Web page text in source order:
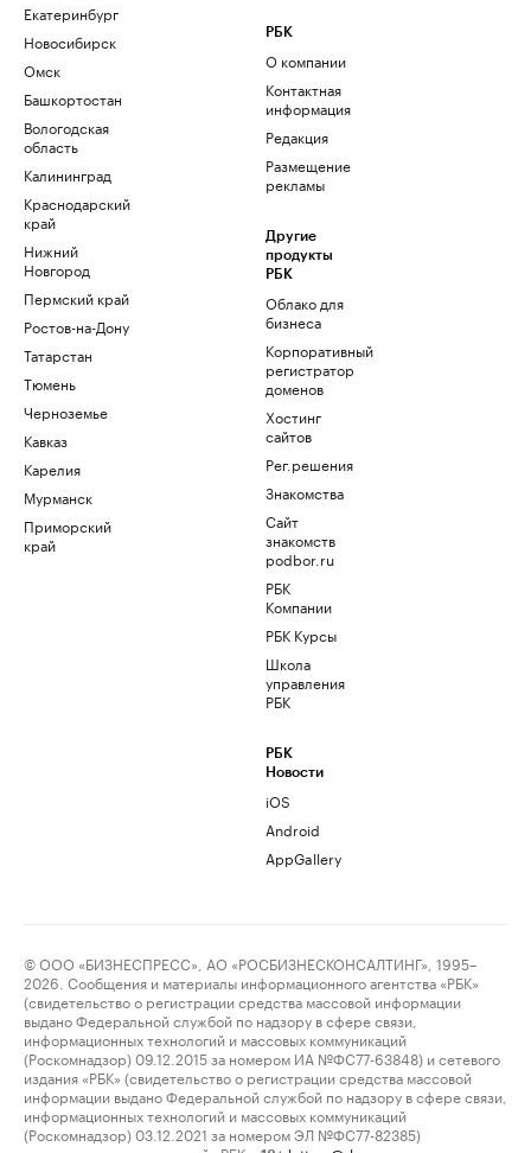
Екатеринбург
Новосибирск
Омск
Башкортостан
Вологодская
область
Калининград
Краснодарский
край
Нижний
Новгород
Пермский край
Ростов-на-Дону
Татарстан
Тюмень
Черноземье
Кавказ
Карелия
Мурманск
Приморский
край
РБК
О компании
Контактная
информация
Редакция
Размещение
рекламы
Другие
продукты
РБК
Облако для
бизнеса
Корпоративный
регистратор
доменов
Хостинг
сайтов
Рег.решения
Знакомства
Сайт
знакомств
podbor.ru
РБК
Компании
РБК Курсы
Школа
управления
РБК
РБК
Новости
iOS
Android
AppGallery
© ООО «БИЗНЕСПРЕСС», АО «РОСБИЗНЕСКОНСАЛТИНГ», 1995–
2026. Сообщения и материалы информационного агентства «РБК»
(свидетельство о регистрации средства массовой информации
выдано Федеральной службой по надзору в сфере связи,
информационных технологий и массовых коммуникаций
(Роскомнадзор) 09.12.2015 за номером ИА №ФС77-63848) и сетевого
издания «РБК» (свидетельство о регистрации средства массовой
информации выдано Федеральной службой по надзору в сфере связи,
информационных технологий и массовых коммуникаций
(Роскомнадзор) 03.12.2021 за номером ЭЛ №ФС77-82385)